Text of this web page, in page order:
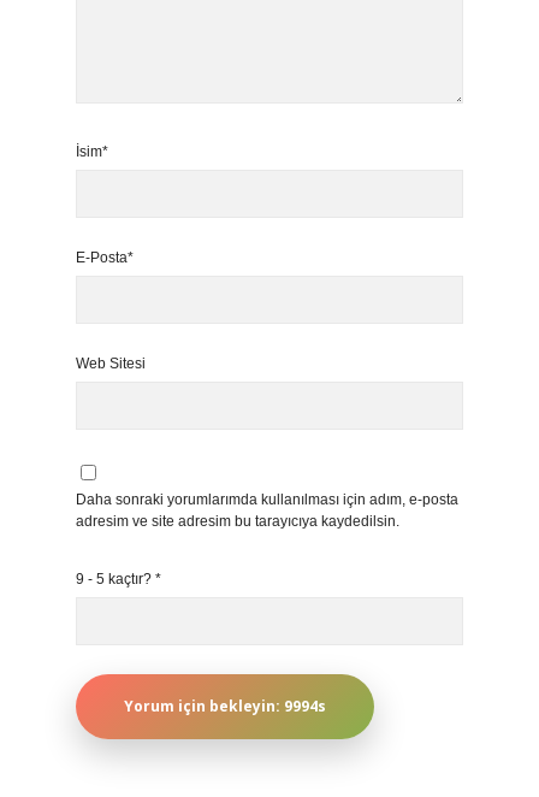
İsim*
E-Posta*
Web Sitesi
Daha sonraki yorumlarımda kullanılması için adım, e-posta
adresim ve site adresim bu tarayıcıya kaydedilsin.
9 - 5 kaçtır? *